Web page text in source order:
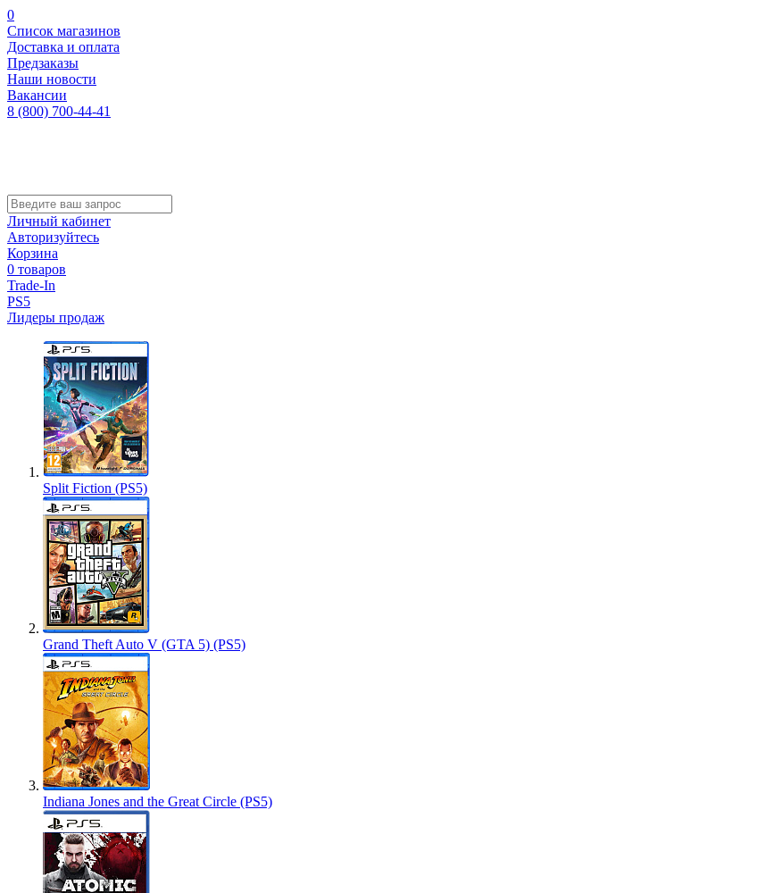
0
Список магазинов
Доставка и оплата
Предзаказы
Наши новости
Вакансии
8 (800) 700-44-41
Личный кабинет
Авторизуйтесь
Корзина
0 товаров
Trade-In
PS5
Лидеры продаж
Split Fiction (PS5)
Grand Theft Auto V (GTA 5) (PS5)
Indiana Jones and the Great Circle (PS5)